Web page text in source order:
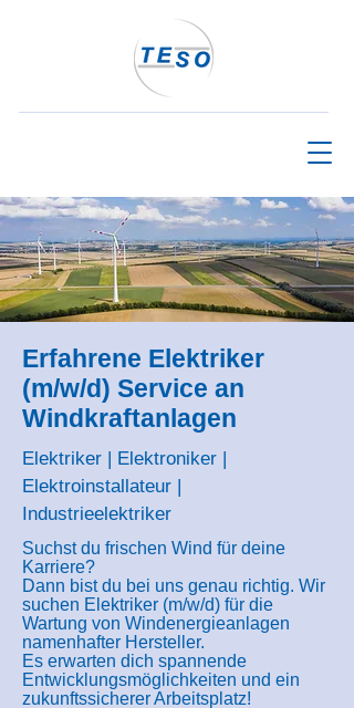
Erfahrene Elektriker
(m/w/d) Service an
Windkraftanlagen
Elektriker | Elektroniker |
Elektroinstallateur |
Industrieelektriker
Suchst du frischen Wind für deine
Karriere?
Dann bist du bei uns genau richtig. Wir
suchen Elektriker (m/w/d) für die
Wartung von Windenergieanlagen
namenhafter Hersteller.
Es erwarten dich spannende
Entwicklungsmöglichkeiten und ein
zukunftssicherer Arbeitsplatz!